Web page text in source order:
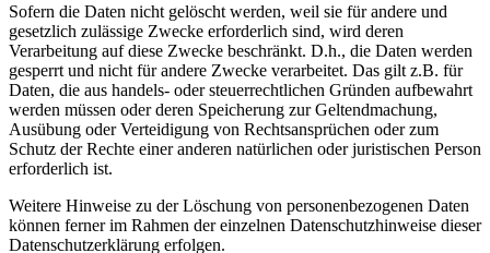
Sofern die Daten nicht gelöscht werden, weil sie für andere und
gesetzlich zulässige Zwecke erforderlich sind, wird deren
Verarbeitung auf diese Zwecke beschränkt. D.h., die Daten werden
gesperrt und nicht für andere Zwecke verarbeitet. Das gilt z.B. für
Daten, die aus handels- oder steuerrechtlichen Gründen aufbewahrt
werden müssen oder deren Speicherung zur Geltendmachung,
Ausübung oder Verteidigung von Rechtsansprüchen oder zum
Schutz der Rechte einer anderen natürlichen oder juristischen Person
erforderlich ist.
Weitere Hinweise zu der Löschung von personenbezogenen Daten
können ferner im Rahmen der einzelnen Datenschutzhinweise dieser
Datenschutzerklärung erfolgen.